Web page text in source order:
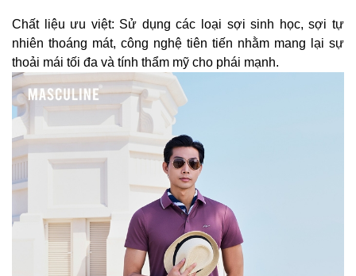
Chất liệu ưu việt: Sử dụng các loại sợi sinh học, sợi tự
nhiên thoáng mát, công nghệ tiên tiến nhằm mang lại sự
thoải mái tối đa và tính thẩm mỹ cho phái mạnh.